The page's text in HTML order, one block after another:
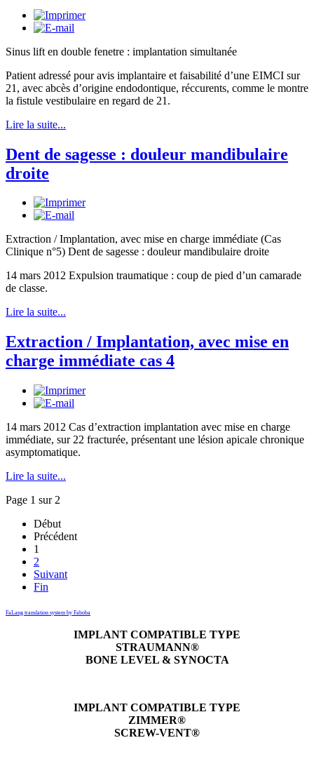
Sinus lift en double fenetre : implantation simultanée
Patient adressé pour avis implantaire et faisabilité d’une EIMCI sur
21, avec abcès d’origine endodontique, réccurents, comme le montre
la fistule vestibulaire en regard de 21.
Lire la suite...
Dent de sagesse : douleur mandibulaire
droite
Extraction / Implantation, avec mise en charge immédiate (Cas
Clinique n°5) Dent de sagesse : douleur mandibulaire droite
14 mars 2012 Expulsion traumatique : coup de pied d’un camarade
de classe.
Lire la suite...
Extraction / Implantation, avec mise en
charge immédiate cas 4
14 mars 2012 Cas d’extraction implantation avec mise en charge
immédiate, sur 22 fracturée, présentant une lésion apicale chronique
asymptomatique.
Lire la suite...
Page 1 sur 2
Début
Précédent
1
2
Suivant
Fin
FaLang translation system by Faboba
IMPLANT COMPATIBLE TYPE
STRAUMANN®
BONE LEVEL & SYNOCTA
IMPLANT COMPATIBLE TYPE
ZIMMER®
SCREW-VENT®